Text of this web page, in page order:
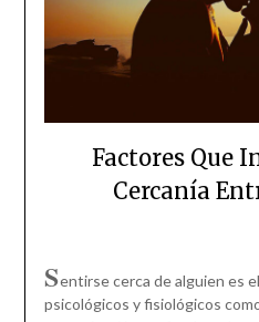
Factores Que
Cercanía
Sentirse cerca de alguien es
psicológicos y fisiológicos